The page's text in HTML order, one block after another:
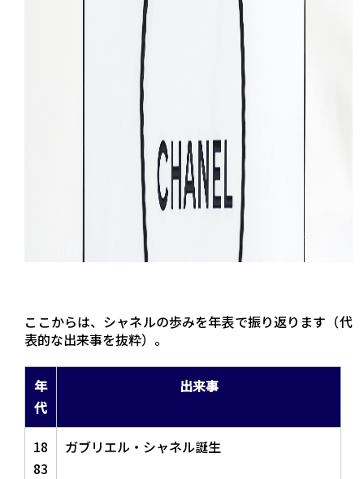
ここからは、シャネルの歩みを年表で振り返ります（代
表的な出来事を抜粋）。
年
代
出来事
18
83
ガブリエル・シャネル誕生